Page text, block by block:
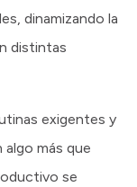
dinamizando la
distintas
exigentes y
más que
se